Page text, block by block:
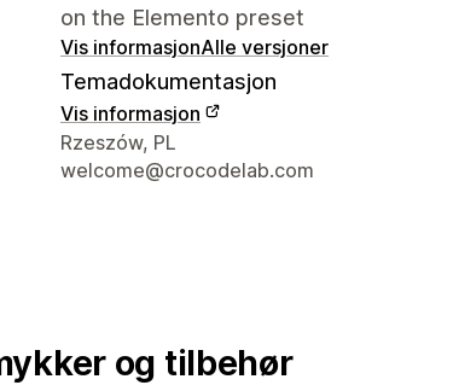
on the Elemento preset
Vis informasjonAlle versjoner
Temadokumentasjon
Vis informasjon
Designerens kontaktinfo
Rzeszów, PL
welcome@crocodelab.com
og tilbehør